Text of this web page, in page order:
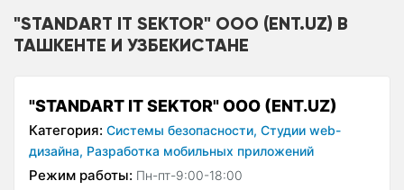
"STANDART IT SEKTOR" OOO (ENT.UZ) В
ТАШКЕНТЕ И УЗБЕКИСТАНЕ
"STANDART IT SEKTOR" OOO (ENT.UZ)
Категория: Системы безопасности, Студии web-
дизайна, Разработка мобильных приложений
Режим работы: Пн-пт-9:00-18:00